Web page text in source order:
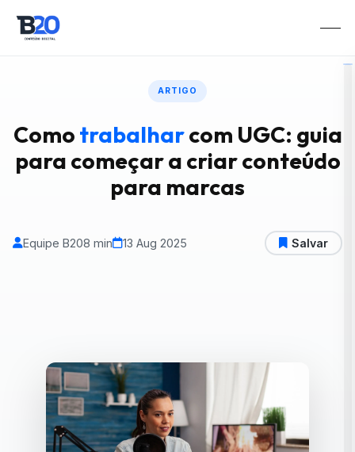
ARTIGO
Como trabalharcom UGC: guia
para começar a criar conteúdo
para marcas
Equipe B208 min 13 Aug 2025 Salvar